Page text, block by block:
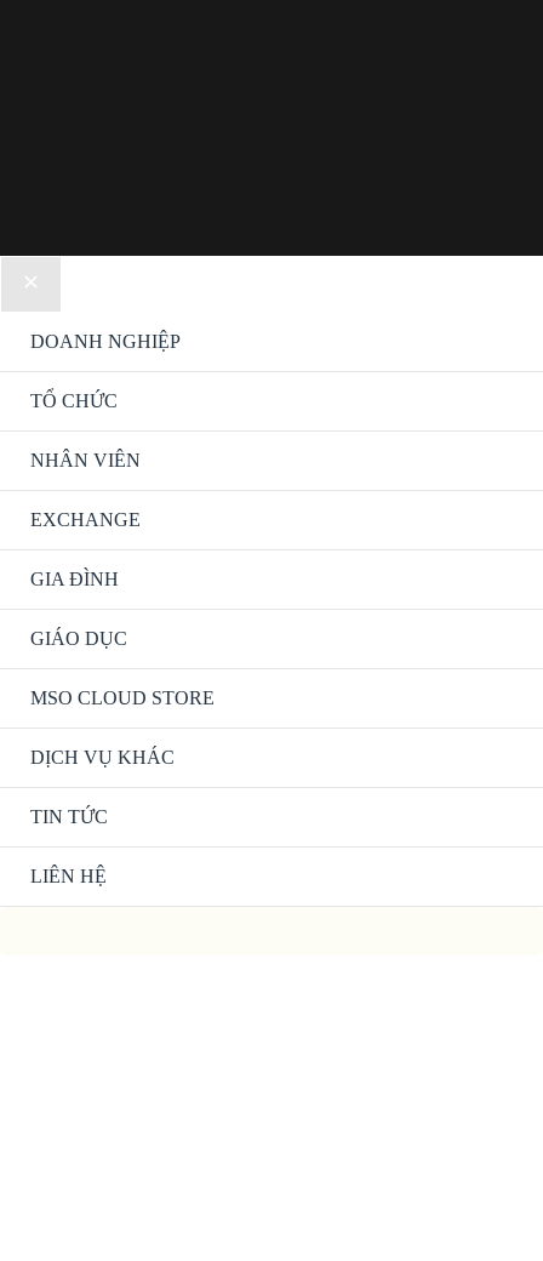
DOANH NGHIỆP
TỔ CHỨC
NHÂN VIÊN
EXCHANGE
GIA ĐÌNH
GIÁO DỤC
MSO CLOUD STORE
DỊCH VỤ KHÁC
TIN TỨC
LIÊN HỆ